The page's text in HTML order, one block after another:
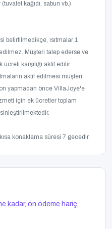
kağıdı, sabun vb.)
belirtilmedikçe, ısıtmalar 1
Müşteri talep ederse ve
karşılığı aktif edilir.
aktif edilmesi müşteri
yapmadan önce VillaJoye'e
için ek ücretler toplam
konaklama süresi 7 gecedir.
kadar, ön ödeme hariç,